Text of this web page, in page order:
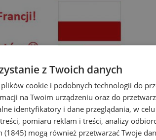
Masz od 18 do 30
z Twoich danych
cookie i podobnych technologii do
na Twoim urządzeniu oraz do
identyfikatory i dane przeglądania, w
pomiaru reklam i treści, analizy
(1845) mogą również przetwarzać Twoje